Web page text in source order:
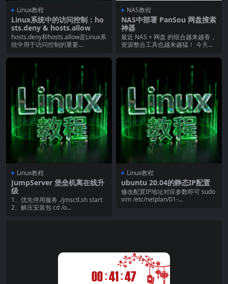
Linux教程
Linux系统中的访问控制：ho
sts.deny & hosts.allow
hosts.deny和hosts.allow是Linux系
统中用于访问控制的重要...
NAS教程
NAS中部署 PanSou 网盘搜索
神器
最近 NAS + 网盘 的组合越来越香，
资源整合工具也越来越猛！ 今天给
Linux教程
JumpServer 堡垒机离在线升
级
1、优先停用服务 ./jmsctl.sh start
2、解压安装包 cd /o...
Linux教程
ubuntu 20.04的静态IP配置
修改配置IP地址对应参数即可 sudo
vim /etc/netplan/01-...
00:41:47